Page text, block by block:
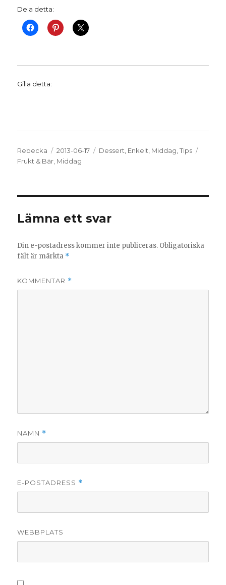
Dela detta:
Gilla detta:
Författare
Rebecka
Publicerat
den
2013-06-17 Kategorier
Dessert, Enkelt, Middag,Tips
Frukt & Bär, Middag
Lämna ett svar
Din e-postadress kommer inte publiceras. Obligatoriska
fält är märkta *
KOMMENTAR *
NAMN *
E-POSTADRESS *
WEBBPLATS